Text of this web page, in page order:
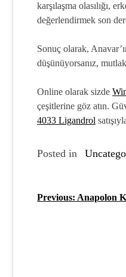
karşılaşma olasılığı,
değerlendirmek son
Sonuç olarak,
düşünüyorsanız,
Online olarak sizde
çeşitlerine göz atın.
4033 Ligandrol
Posted in
Y
Previous: Anapolon